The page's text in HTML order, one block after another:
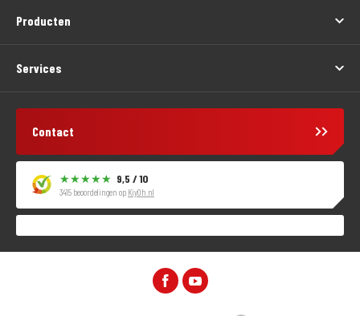
Producten
Services
Contact
9,5 / 10
3415 beoordelingen op KiyOh.nl